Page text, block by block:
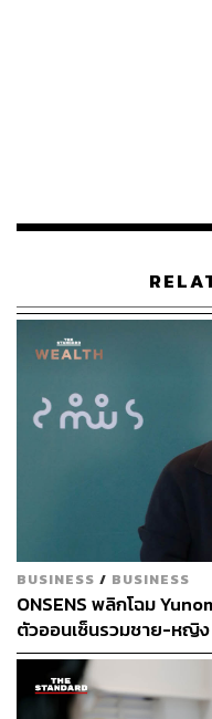
อะไรคือสิ่งที่คุณทำ
“เนื่องจากแพตเป็นคนมีเ
Extrovert เลย ถ้าวันไห
หลับ ดังนั้น Self-Care ห
เข้าขั้น Obsessed เรื่อง
ต้องการเป็นนักกล้าม แต่
ต้องมีการจัดการอาหาร
สัปดาห์ เพื่อไปกินของอร่
เป็นการเช็กความรู้สึกข้าง
และไม่เครียดจนเกินไปค่ะ”
มุมไหนในบ้านที่รู้สึก
มากที่สุด?
BUSINESS / BUSINESS
ONSENS พลิกโฉม
ตัวออนเซ็นรวมชาย-หญิ
รายได้-กำไรโต 10-15%